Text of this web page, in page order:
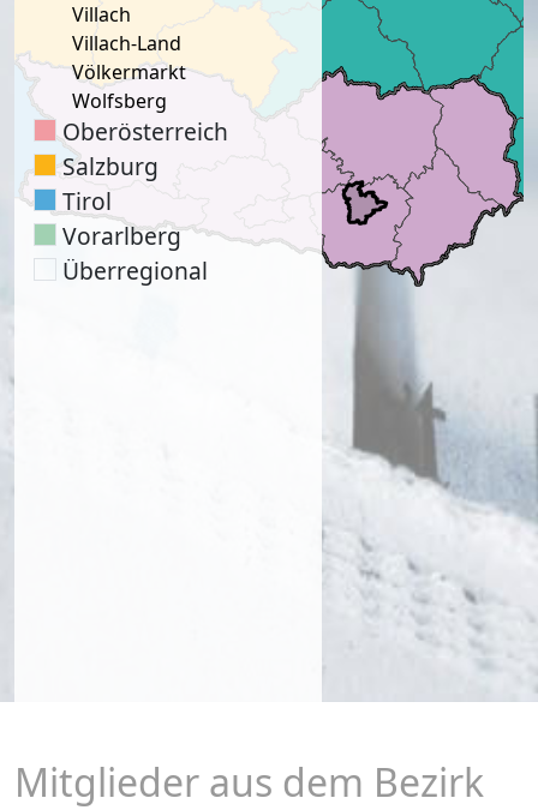
Villach
Villach-Land
Völkermarkt
Wolfsberg
Oberösterreich
Salzburg
Tirol
Vorarlberg
Überregional
Mitglieder aus dem Bezirk